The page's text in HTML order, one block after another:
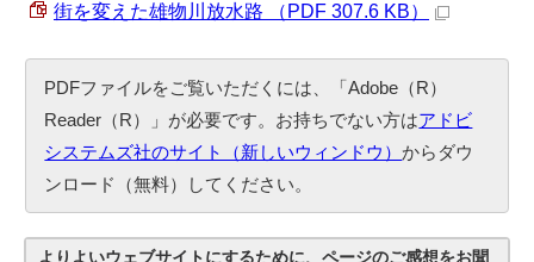
街を変えた雄物川放水路 （PDF 307.6 KB）
PDFファイルをご覧いただくには、「Adobe（R）
Reader（R）」が必要です。お持ちでない方はアドビ
システムズ社のサイト（新しいウィンドウ）からダウ
ンロード（無料）してください。
よりよいウェブサイトにするために、ページのご感想をお聞